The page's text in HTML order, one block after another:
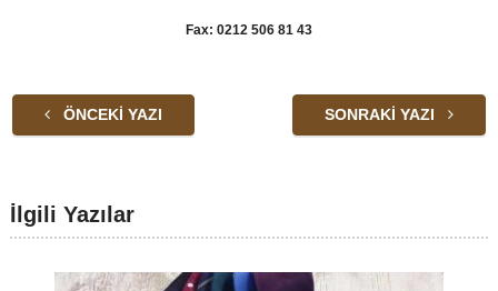
Fax: 0212 506 81 43
ÖNCEKI YAZI SONRAKI YAZI
İlgili Yazılar